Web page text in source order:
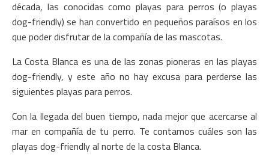
década, las conocidas como playas para perros (o playas
dog-friendly) se han convertido en pequeños paraísos en los
que poder disfrutar de la compañía de las mascotas.
La Costa Blanca es una de las zonas pioneras en las playas
dog-friendly, y este año no hay excusa para perderse las
siguientes playas para perros.
Con la llegada del buen tiempo, nada mejor que acercarse al
mar en compañía de tu perro. Te contamos cuáles son las
playas dog-friendly al norte de la costa Blanca.